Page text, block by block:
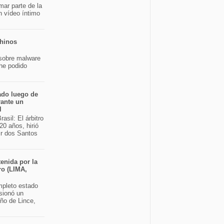
parte de la
vídeo íntimo
malware
podido
luego de
un
El árbitro
años, hirió
dos Santos
por la
(LIMA,
estado
un
de Lince,